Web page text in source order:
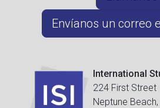
Envíanos un correo
International
224 First Street
Neptune